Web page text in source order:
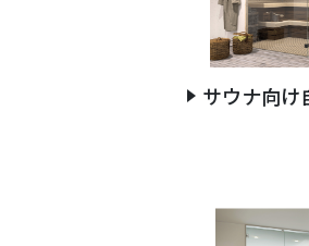
サウナ向け